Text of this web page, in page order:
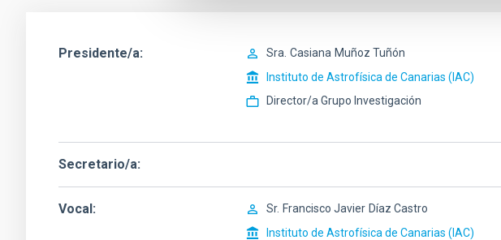
Presidente/a Sra. Casiana Muñoz Tuñón
Instituto de Astrofísica de Canarias (IAC)
Director/a Grupo Investigación
Secretario/a
Vocal Sr. Francisco Javier Díaz Castro
Instituto de Astrofísica de Canarias (IAC)